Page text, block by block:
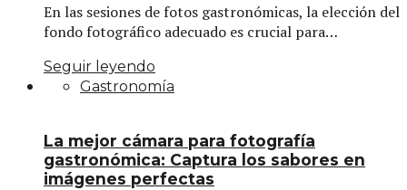
En las sesiones de fotos gastronómicas, la elección del
fondo fotográfico adecuado es crucial para…
Seguir leyendo
Gastronomía
La mejor cámara para fotografía
gastronómica: Captura los sabores en
imágenes perfectas